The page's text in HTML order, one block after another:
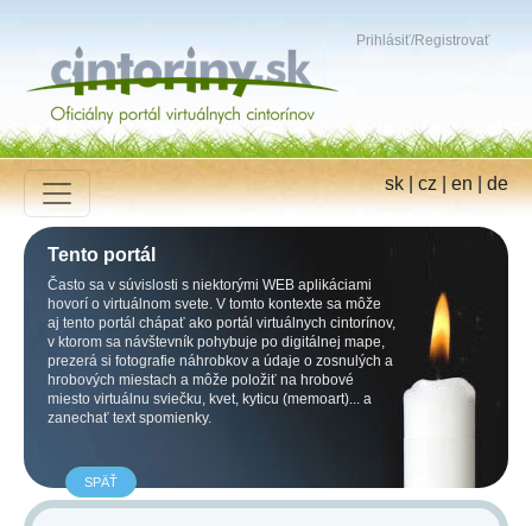
Prihlásiť/Registrovať
sk|cz|en|de
Tento portál
Často sa v súvislosti s niektorými WEB aplikáciami
hovorí o virtuálnom svete. V tomto kontexte sa môže
aj tento portál chápať ako portál virtuálnych cintorínov,
v ktorom sa návštevník pohybuje po digitálnej mape,
prezerá si fotografie náhrobkov a údaje o zosnulých a
hrobových miestach a môže položiť na hrobové
miesto virtuálnu sviečku, kvet, kyticu (memoart)... a
zanechať text spomienky.
SPÄŤ